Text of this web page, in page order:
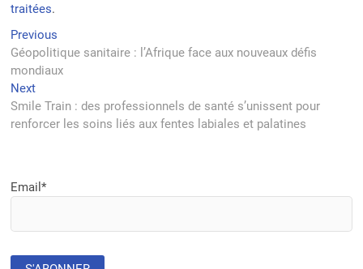
traitées.
Navigation
de
l’article
Previous
post:
Géopolitique sanitaire : l’Afrique face aux nouveaux défis
mondiaux
NextNext
post:
Smile Train : des professionnels de santé s’unissent pour
renforcer les soins liés aux fentes labiales et palatines
Email*